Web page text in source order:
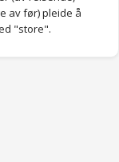
av før) pleide å
"store".